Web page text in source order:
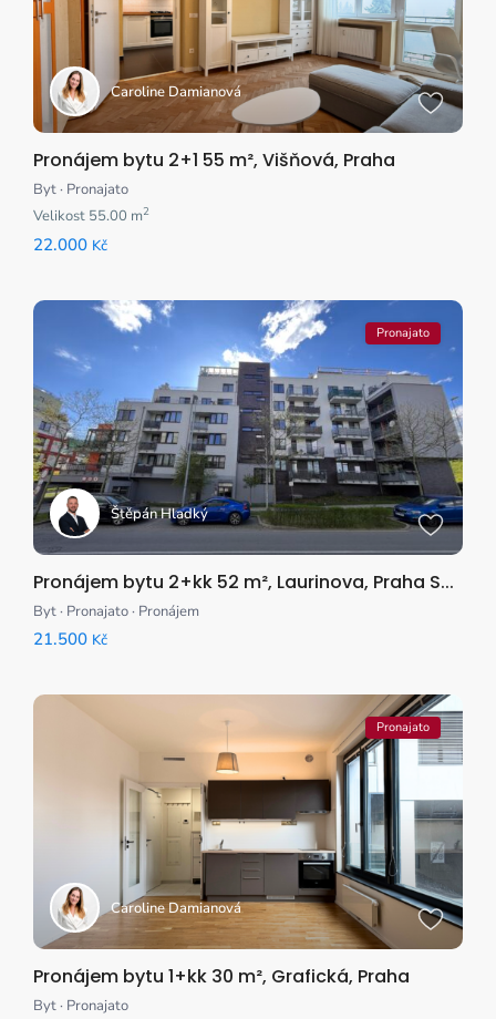
Caroline Damianová
Pronájem bytu 2+1 55 m², Višňová, Praha
Byt· Pronajato
Velikost 55.00 m2
22.000 Kč
Pronajato
Štěpán Hladký
Pronájem bytu 2+kk 52 m², Laurinova, Praha S...
Byt· Pronajato· Pronájem
21.500 Kč
Pronajato
Caroline Damianová
Pronájem bytu 1+kk 30 m², Grafická, Praha
Byt· Pronajato